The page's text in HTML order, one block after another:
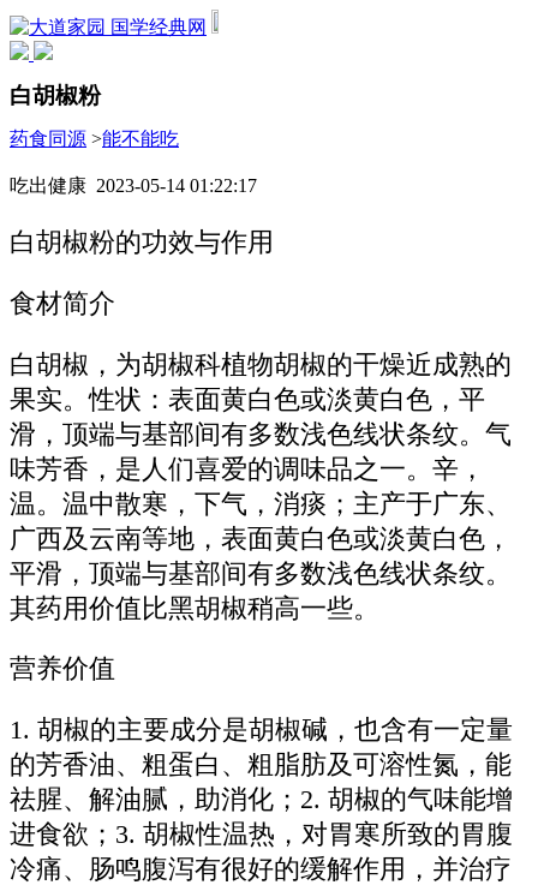
国学经典网
白胡椒粉
药食同源 >能不能吃
吃出健康 2023-05-14 01:22:17
白胡椒粉的功效与作用
食材简介
白胡椒，为胡椒科植物胡椒的干燥近成熟的
果实。性状：表面黄白色或淡黄白色，平
滑，顶端与基部间有多数浅色线状条纹。气
味芳香，是人们喜爱的调味品之一。辛，
温。温中散寒，下气，消痰；主产于广东、
广西及云南等地，表面黄白色或淡黄白色，
平滑，顶端与基部间有多数浅色线状条纹。
其药用价值比黑胡椒稍高一些。
营养价值
1. 胡椒的主要成分是胡椒碱，也含有一定量
的芳香油、粗蛋白、粗脂肪及可溶性氮，能
祛腥、解油腻，助消化；2. 胡椒的气味能增
进食欲；3. 胡椒性温热，对胃寒所致的胃腹
冷痛、肠鸣腹泻有很好的缓解作用，并治疗